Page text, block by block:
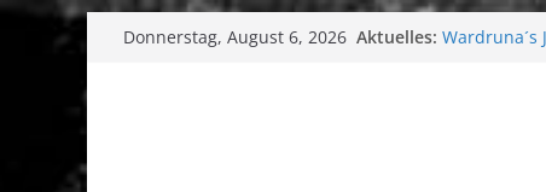
Zum
springen
Donnerstag, August 6, 2026 Aktuelles: Wardruna´s